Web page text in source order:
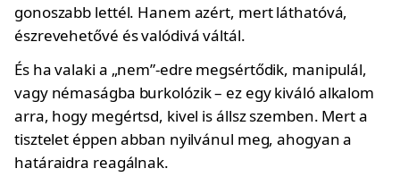
gonoszabb lettél. Hanem azért, mert láthatóvá,
észrevehetővé és valódivá váltál.
És ha valaki a „nem”-edre megsértődik, manipulál,
vagy némaságba burkolózik – ez egy kiváló alkalom
arra, hogy megértsd, kivel is állsz szemben. Mert a
tisztelet éppen abban nyilvánul meg, ahogyan a
határaidra reagálnak.